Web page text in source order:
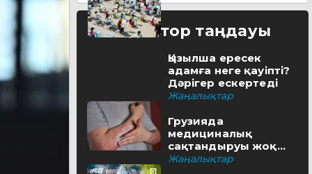
Редактор таңдауы
Қызылша ересек
адамға неге қауіпті?
Дәрігер ескертеді
Жаңалықтар
Грузияда
медициналық
сақтандыруы жоқ
туристерге айыппұл
Жаңалықтар